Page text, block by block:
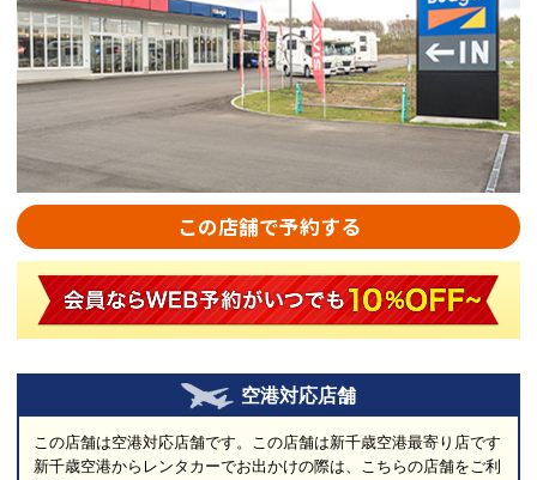
この店舗で予約する
空港対応店舗
この店舗は空港対応店舗です。この店舗は新千歳空港最寄り店です
新千歳空港からレンタカーでお出かけの際は、こちらの店舗をご利